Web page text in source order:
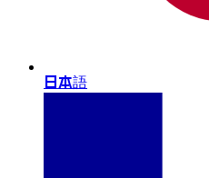
日本語